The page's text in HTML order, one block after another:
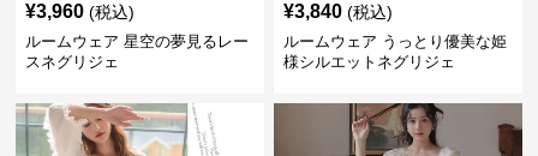
¥3,960 (税込)
ルームウェア 星空の夢見るレー
スネグリジェ
¥3,840 (税込)
ルームウェア うっとり優美な姫
様シルエットネグリジェ